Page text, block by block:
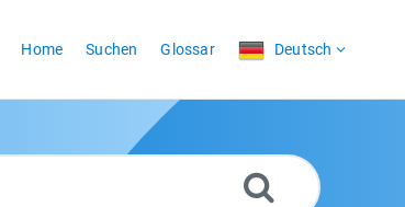
Home Suchen Glossar Deutsch